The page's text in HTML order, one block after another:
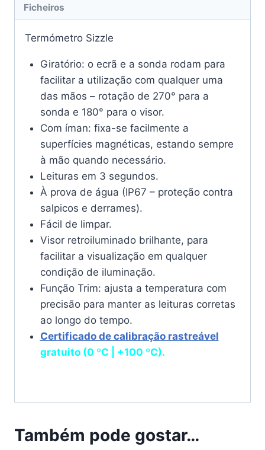
Ficheiros
Termómetro Sizzle
Giratório: o ecrã e a sonda rodam para
facilitar a utilização com qualquer uma
das mãos – rotação de 270° para a
sonda e 180° para o visor.
Com íman: fixa-se facilmente a
superfícies magnéticas, estando sempre
à mão quando necessário.
Leituras em 3 segundos.
À prova de água (IP67 – proteção contra
salpicos e derrames).
Fácil de limpar.
Visor retroiluminado brilhante, para
facilitar a visualização em qualquer
condição de iluminação.
Função Trim: ajusta a temperatura com
precisão para manter as leituras corretas
ao longo do tempo.
Certificado de calibração rastreável
gratuito (0 ºC | +100 ºC).
Também pode gostar…